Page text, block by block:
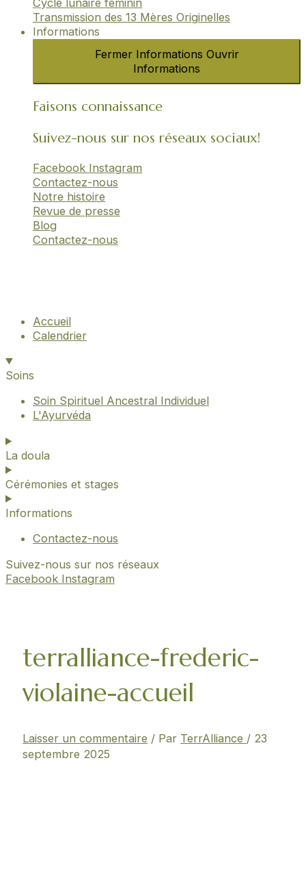
Transmission des 13 Mères Originelles​
Informations
Fermer Informations Ouvrir
Informations
Faisons connaissance
Suivez-nous sur nos réseaux sociaux!
Facebook Instagram
Contactez-nous
Notre histoire
Revue de presse
Blog
Contactez-nous
Accueil
Calendrier
Soins
Soin Spirituel Ancestral Individuel
L'Ayurvéda
La doula
Cérémonies et stages
Informations
Contactez-nous
Suivez-nous sur nos réseaux
Facebook Instagram
terralliance-frederic-
violaine-accueil
Laisser un commentaire / Par TerrAlliance / 23
septembre 2025